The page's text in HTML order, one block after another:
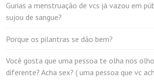
Gurias a menstruação de vcs já vazou em
sujou de sangue?
Porque os pilantras se dão bem?
Você gosta que uma pessoa te olha nos
diferente? Acha sex? ( uma pessoa que vc